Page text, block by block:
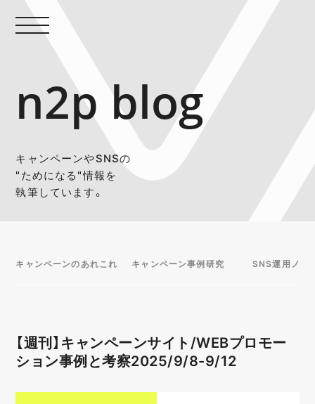
n2p blog
キャンペーンやSNSの
"ためになる"情報を
執筆しています。
キャンペーンのあれこれ キャンペーン事例研究 SNS運用ノウ
【週刊】キャンペーンサイト/WEBプロモー
ション事例と考察2025/9/8-9/12